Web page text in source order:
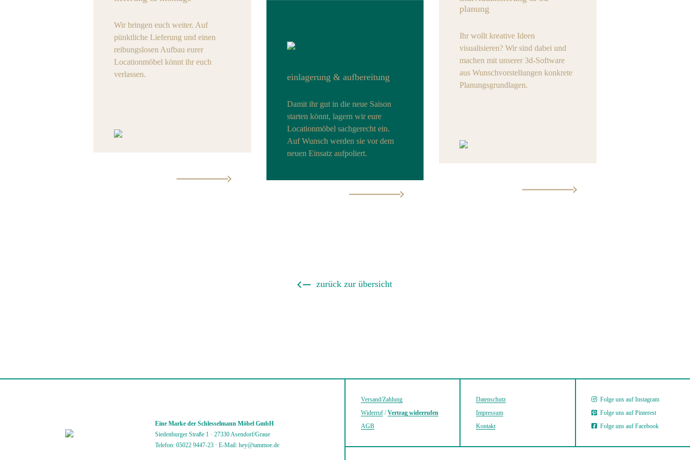
Wir bringen euch weiter. Auf
pünktliche Lieferung und einen
reibungslosen Aufbau eurer
Locationmöbel könnt ihr euch
verlassen.
einlagerung & aufbereitung
Damit ihr gut in die neue Saison
starten könnt, lagern wir eure
Locationmöbel sachgerecht ein.
Auf Wunsch werden sie vor dem
neuen Einsatz aufpoliert.
planung
Ihr wollt kreative Ideen
visualisieren? Wir sind dabei und
machen mit unserer 3d-Software
aus Wunschvorstellungen konkrete
Planungsgrundlagen.
zurück zur übersicht
Eine Marke der Schlesselmann Möbel GmbH
Siedenburger Straße 1 · 27330 Asendorf/Graue
Telefon: 05022 9447-23 · E-Mail: hey@tammoe.de
Versand/Zahlung
Widerruf /Vertrag widerrufen
AGB
Datenschutz
Impressum
Kontakt
Folge uns auf Instagram
Folge uns auf Pinterest
Folge uns auf Facebook